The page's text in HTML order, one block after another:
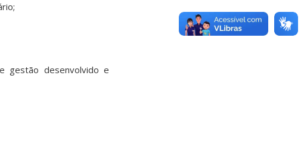
gestão desenvolvido e